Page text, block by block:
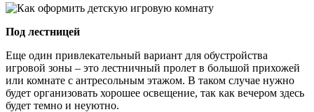
Под лестницей
Еще один привлекательный вариант для обустройства
игровой зоны – это лестничный пролет в большой прихожей
или комнате с антресольным этажом. В таком случае нужно
будет организовать хорошее освещение, так как вечером здесь
будет темно и неуютно.